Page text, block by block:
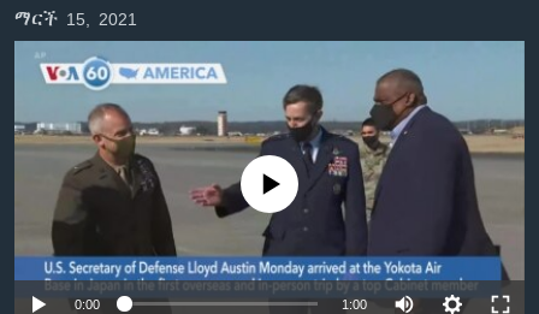
ወደ
ዋናው
ይዘት
ክምችት
Learning English
ይከተሉን
ቋንቋዎች
ማርች 15, 2021
No media source currently available
0:00 1:00